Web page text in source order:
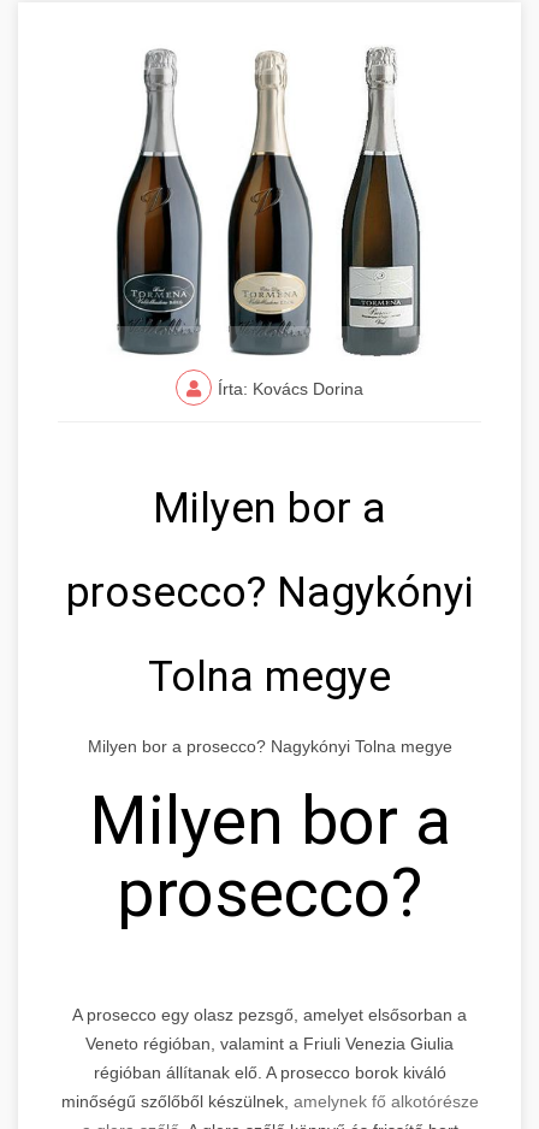
Írta: Kovács Dorina
Milyen bor a
prosecco? Nagykónyi
Tolna megye
Milyen bor a prosecco? Nagykónyi Tolna megye
Milyen bor a
prosecco?
A prosecco egy olasz pezsgő, amelyet elsősorban a
Veneto régióban, valamint a Friuli Venezia Giulia
régióban állítanak elő. A prosecco borok kiváló
minőségű szőlőből készülnek, amelynek fő alkotórésze